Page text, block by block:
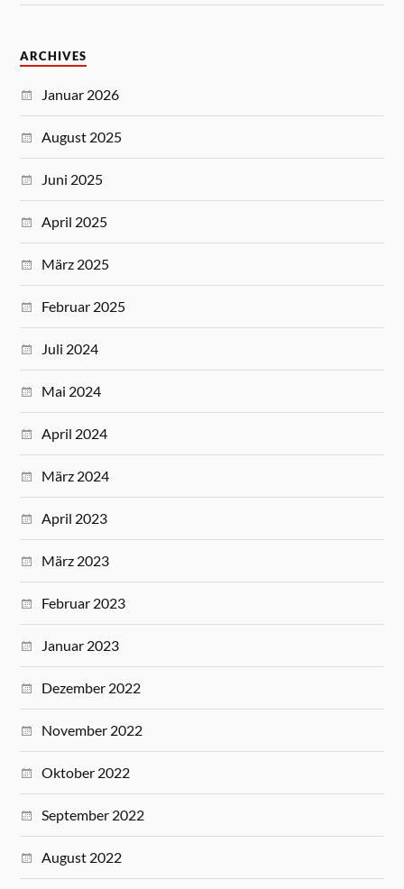
ARCHIVES
Januar 2026
August 2025
Juni 2025
April 2025
März 2025
Februar 2025
Juli 2024
Mai 2024
April 2024
März 2024
April 2023
März 2023
Februar 2023
Januar 2023
Dezember 2022
November 2022
Oktober 2022
September 2022
August 2022